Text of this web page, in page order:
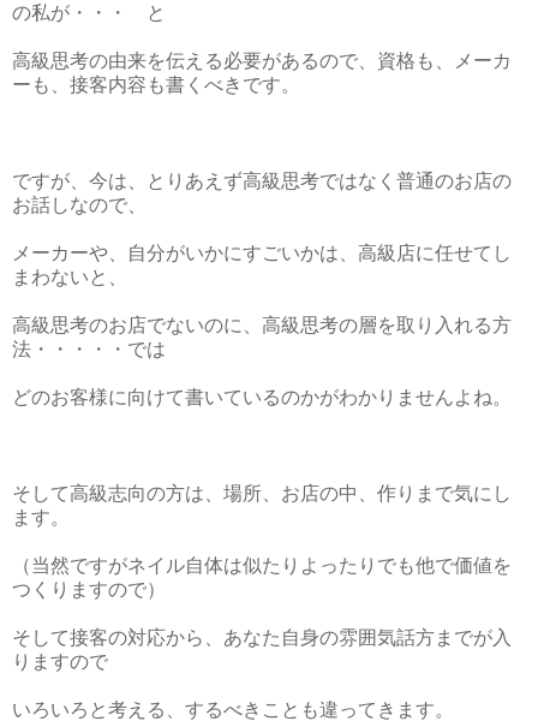
の私が・・・ と
高級思考の由来を伝える必要があるので、資格も、メーカ
ーも、接客内容も書くべきです。
ですが、今は、とりあえず高級思考ではなく普通のお店の
お話しなので、
メーカーや、自分がいかにすごいかは、高級店に任せてし
まわないと、
高級思考のお店でないのに、高級思考の層を取り入れる方
法・・・・・では
どのお客様に向けて書いているのかがわかりませんよね。
そして高級志向の方は、場所、お店の中、作りまで気にし
ます。
（当然ですがネイル自体は似たりよったりでも他で価値を
つくりますので）
そして接客の対応から、あなた自身の雰囲気話方までが入
りますので
いろいろと考える、するべきことも違ってきます。